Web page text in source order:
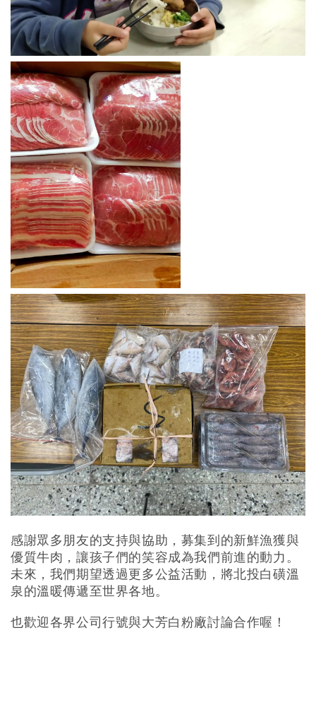
感謝眾多朋友的支持與協助，募集到的新鮮漁獲與
優質牛肉，讓孩子們的笑容成為我們前進的動力。
未來，我們期望透過更多公益活動，將北投白磺溫
泉的溫暖傳遞至世界各地。
也歡迎各界公司行號與大芳白粉廠討論合作喔！